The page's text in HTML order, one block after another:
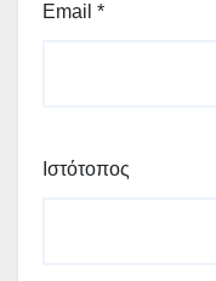
Email *
Ιστότοπος